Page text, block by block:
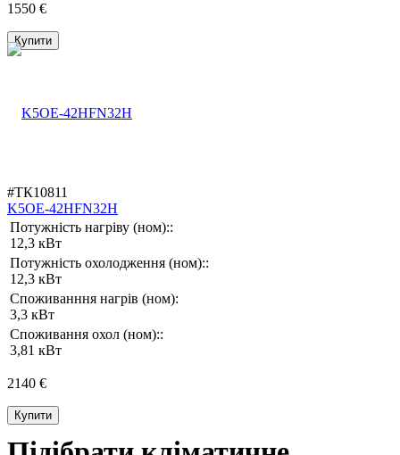
1550 €
Купити
#ТК10811
K5OE-42HFN32H
Потужність нагріву (ном)::
12,3 кВт
Потужність охолодження (ном)::
12,3 кВт
Споживанння нагрів (ном):
3,3 кВт
Споживання охол (ном)::
3,81 кВт
2140 €
Купити